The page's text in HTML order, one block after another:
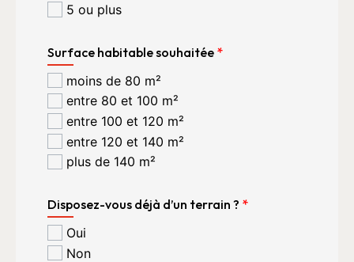
5 ou plus
Surface habitable souhaitée *
moins de 80 m²
entre 80 et 100 m²
entre 100 et 120 m²
entre 120 et 140 m²
plus de 140 m²
Disposez-vous déjà d’un terrain ? *
Oui
Non